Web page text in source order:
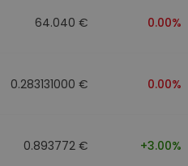
64.040 € 0.00%
0.283131000 € 0.00%
0.893772 € +3.00%